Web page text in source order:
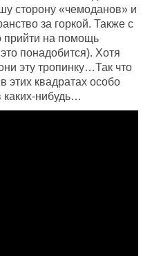
сторону «чемоданов» и
за горкой. Также с
прийти на помощь
понадобится). Хотя
эту тропинку…Так что
этих квадратах особо
каких-нибудь…